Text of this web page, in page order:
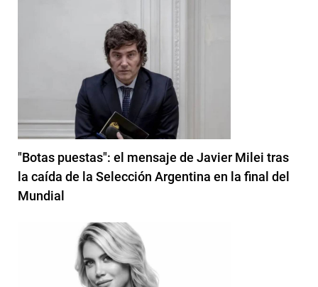
"Botas puestas": el mensaje de Javier Milei tras
la caída de la Selección Argentina en la final del
Mundial